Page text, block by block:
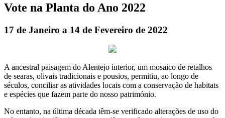
Vote na Planta do Ano 2022
17 de Janeiro a 14 de Fevereiro de 2022
A ancestral paisagem do Alentejo interior, um mosaico de retalhos
de searas, olivais tradicionais e pousios, permitiu, ao longo de
séculos, conciliar as atividades locais com a conservação de habitats
e espécies que fazem parte do nosso património.
No entanto, na última década têm-se verificado alterações de uso do